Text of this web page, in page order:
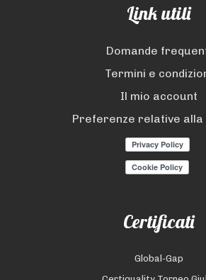
Link utili
Domande
Termini e
Il mio account
Preferenze relative alla
Certificati
Global-Gap